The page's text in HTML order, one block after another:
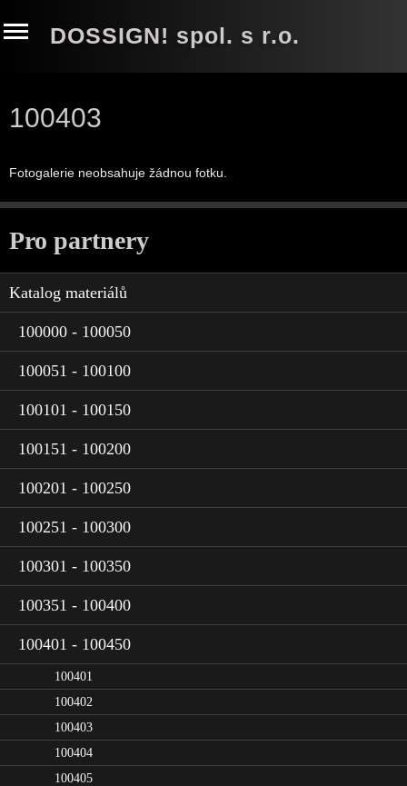
DOSSIGN! spol. s r.o.
100403
Fotogalerie neobsahuje žádnou fotku.
Pro partnery
Katalog materiálů
100000 - 100050
100051 - 100100
100101 - 100150
100151 - 100200
100201 - 100250
100251 - 100300
100301 - 100350
100351 - 100400
100401 - 100450
100401
100402
100403
100404
100405